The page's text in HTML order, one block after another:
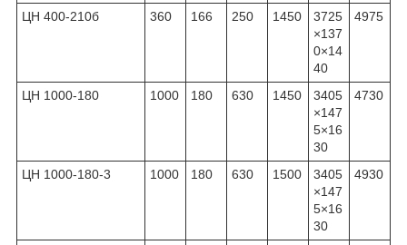
ЦН 400-210б 360 166 250 1450
3725
×137
0×14
40
4975
ЦН 1000-180 1000 180 630 1450
3405
×147
5×16
30
4730
ЦН 1000-180-3 1000 180 630 1500
3405
×147
5×16
30
4930